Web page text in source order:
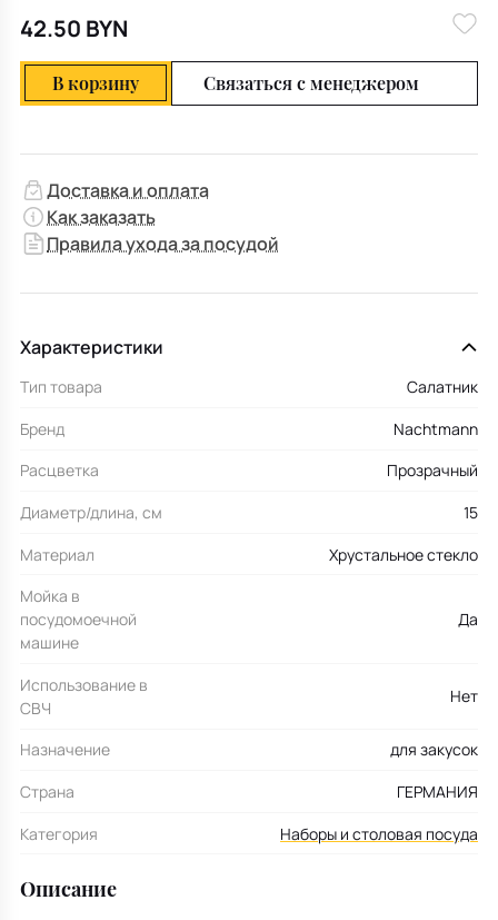
42.50 BYN
В корзину Связаться с менеджером
Доставка и оплата
Как заказать
Правила ухода за посудой
Характеристики
Тип товара
Салатник
Бренд
Nachtmann
Расцветка
Прозрачный
Диаметр/длина, см
15
Материал
Хрустальное стекло
Мойка в
посудомоечной
машине
Да
Использование в
СВЧ
Нет
Назначение
для закусок
Страна
ГЕРМАНИЯ
Категория
Наборы и столовая посуда
Описание